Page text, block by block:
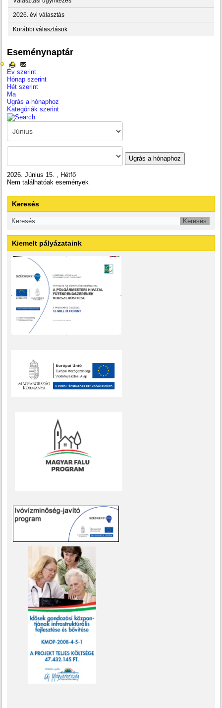
2026. évi választás
Korábbi választások
Eseménynaptár
Év szerint
Hónap szerint
Hét szerint
Ma
Ugrás a hónaphoz
Kategóriák szerint
Ugrás a hónaphoz
2026. Június 15. , Hétfő
Nem találhatóak események
Keresés
Kiemelt pályázataink